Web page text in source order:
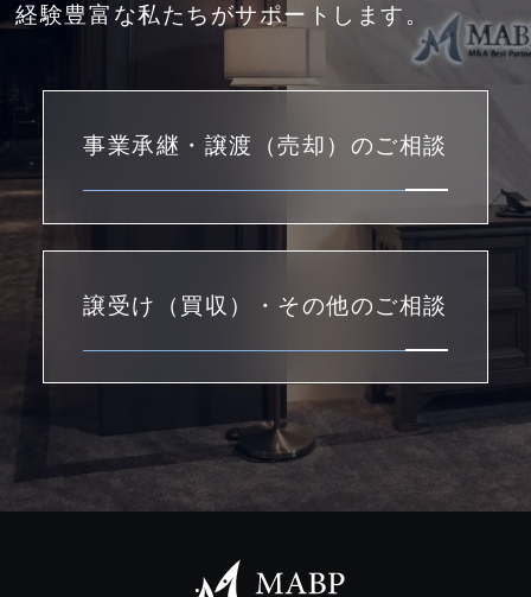
経験豊富な私たちがサポートします。
事業承継・譲渡（売却）のご相談
譲受け（買収）・その他のご相談